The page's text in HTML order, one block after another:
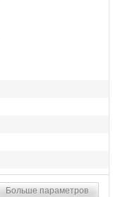
Больше параметров